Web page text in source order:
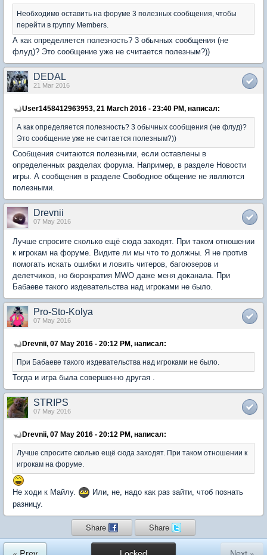
Необходимо оставить на форуме 3 полезных сообщения, чтобы
перейти в группу Members.
А как определяется полезность? 3 обычных сообщения (не
флуд)? Это сообщение уже не считается полезным?))
DEDAL
21 Mar 2016
User1458412963953, 21 March 2016 - 23:40 PM, написал:
А как определяется полезность? 3 обычных сообщения (не флуд)?
Это сообщение уже не считается полезным?))
Сообщения считаются полезными, если оставлены в
определенных разделах форума. Например, в разделе Новости
игры. А сообщения в разделе Свободное общение не являются
полезными.
Drevnii
07 May 2016
Лучше спросите сколько ещё сюда заходят. При таком отношении
к игрокам на форуме. Видите ли мы что то должны. Я не против
помогать искать ошибки и ловить читеров, багоюзеров и
делетчиков, но бюрократия MWO даже меня доканала. При
Бабаеве такого издевательства над игроками не было.
Pro-Sto-Kolya
07 May 2016
Drevnii, 07 May 2016 - 20:12 PM, написал:
При Бабаеве такого издевательства над игроками не было.
Тогда и игра была совершенно другая .
STRIPS
07 May 2016
Drevnii, 07 May 2016 - 20:12 PM, написал:
Лучше спросите сколько ещё сюда заходят. При таком отношении к
игрокам на форуме.
Не ходи к Майлу.
Или, не, надо как раз зайти, чтоб познать
разницу.
Share Share